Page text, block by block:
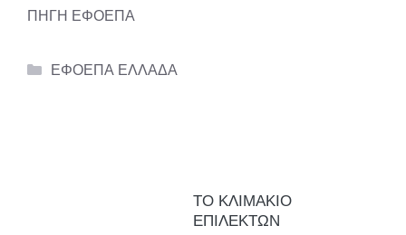
ΠΗΓΗ ΕΦΟΕΠΑ
Categories
ΕΦΟΕΠΑ ΕΛΛΑΔΑ
ΤΟ ΚΛΙΜΑΚΙΟ
ΕΠΙΛΕΚΤΩΝ